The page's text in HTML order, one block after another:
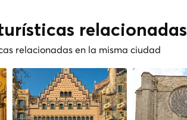
relacionadas
relacionadas en la misma ciudad